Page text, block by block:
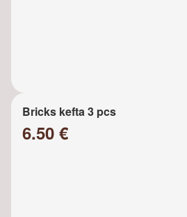
Bricks kefta 3 pcs
6.50 €